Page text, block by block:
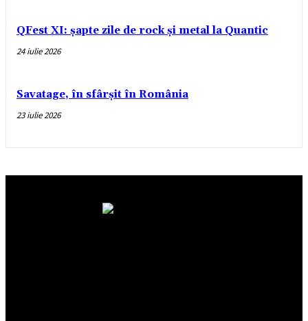
QFest XI: șapte zile de rock și metal la Quantic
24 iulie 2026
Savatage, în sfârșit în România
23 iulie 2026